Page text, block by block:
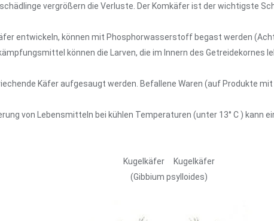
vergrößern die Verluste. Der Komkäfer ist der wichtigste
entwickeln, können mit Phosphorwasserstoff begast werden
können die Larven, die im Innern des Getreidekornes
Käfer aufgesaugt werden. Befallene Waren (auf Produkte
von Lebensmitteln bei kühlen Temperaturen (unter 13° C ) kann
Kugelkäfer Kugelkäfer
(Gibbium psylloides)